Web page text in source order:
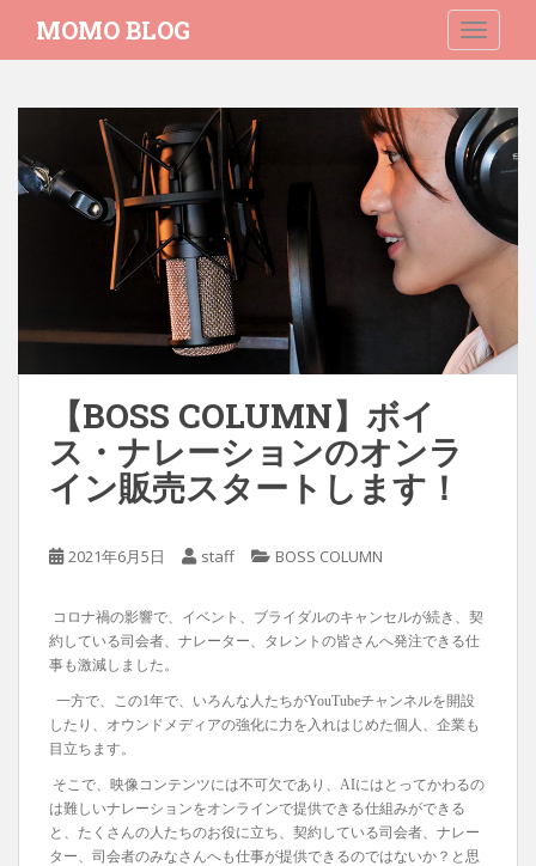
i
MOMO BLOG
【BOSS COLUMN】ボイ
ス・ナレーションのオンラ
イン販売スタートします！
2021年6月5日 staff BOSS COLUMN
コロナ禍の影響で、イベント、ブライダルのキャンセルが続き、契
約している司会者、ナレーター、タレントの皆さんへ発注できる仕
事も激減しました。
一方で、この1年で、いろんな人たちがYouTubeチャンネルを開設
したり、オウンドメディアの強化に力を入れはじめた個人、企業も
目立ちます。
そこで、映像コンテンツには不可欠であり、AIにはとってかわるの
は難しいナレーションをオンラインで提供できる仕組みができる
と、たくさんの人たちのお役に立ち、契約している司会者、ナレー
ター、司会者のみなさんへも仕事が提供できるのではないか？と思